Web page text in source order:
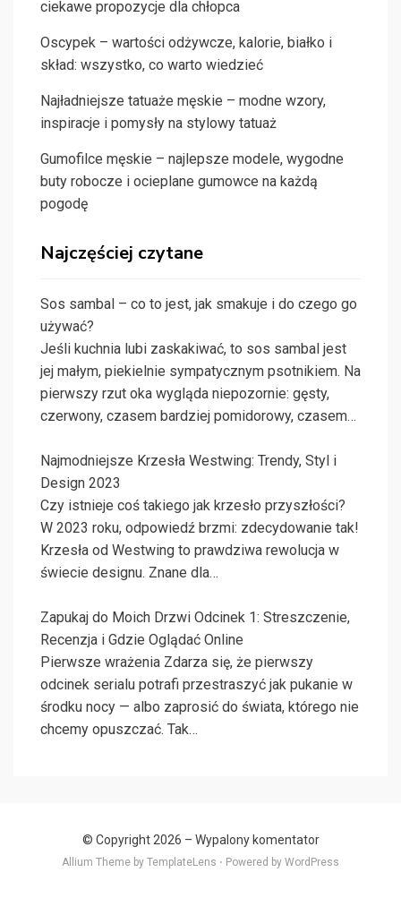
ciekawe propozycje dla chłopca
Oscypek – wartości odżywcze, kalorie, białko i
skład: wszystko, co warto wiedzieć
Najładniejsze tatuaże męskie – modne wzory,
inspiracje i pomysły na stylowy tatuaż
Gumofilce męskie – najlepsze modele, wygodne
buty robocze i ocieplane gumowce na każdą
pogodę
Najczęściej czytane
Sos sambal – co to jest, jak smakuje i do czego go
używać?
Jeśli kuchnia lubi zaskakiwać, to sos sambal jest
jej małym, piekielnie sympatycznym psotnikiem. Na
pierwszy rzut oka wygląda niepozornie: gęsty,
czerwony, czasem bardziej pomidorowy, czasem…
Najmodniejsze Krzesła Westwing: Trendy, Styl i
Design 2023
Czy istnieje coś takiego jak krzesło przyszłości?
W 2023 roku, odpowiedź brzmi: zdecydowanie tak!
Krzesła od Westwing to prawdziwa rewolucja w
świecie designu. Znane dla…
Zapukaj do Moich Drzwi Odcinek 1: Streszczenie,
Recenzja i Gdzie Oglądać Online
Pierwsze wrażenia Zdarza się, że pierwszy
odcinek serialu potrafi przestraszyć jak pukanie w
środku nocy — albo zaprosić do świata, którego nie
chcemy opuszczać. Tak…
© Copyright 2026 – Wypalony komentator
Allium Theme by TemplateLens ⋅ Powered by WordPress